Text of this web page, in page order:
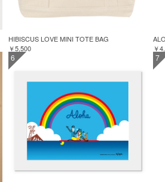
HIBISCUS LOVE MINI TOTE BAG
￥5,500
￥
6 7